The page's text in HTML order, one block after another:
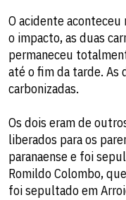
O acidente aconteceu
o impacto, as duas
permaneceu
até o fim da tarde. As
carbonizadas.
Os dois eram de
liberados para os
paranaense e foi
Romildo Colombo,
foi sepultado em